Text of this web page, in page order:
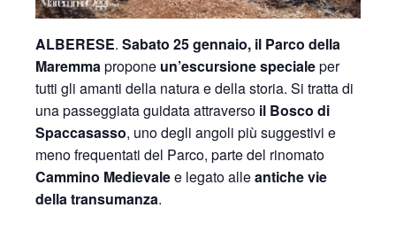
ALBERESE. Sabato 25 gennaio, il Parco della
Maremmapropone un’escursione specialeper
tutti gli amanti della natura e della storia. Si tratta di
una passeggiata guidata attraverso il Bosco di
Spaccasasso, uno degli angoli più suggestivi e
meno frequentati del Parco, parte del rinomato
Cammino Medievalee legato alleantiche vie
della transumanza.